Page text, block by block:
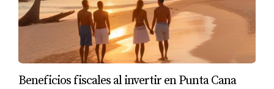
invertir en su sueño. Hoy en día, su restaurante es uno de
los más populares entre locales y turistas gracias a su
enfoque innovador y uso de ingredientes frescos locales.
Las oportunidades comerciales son abundantes en esta
área debido al flujo constante de visitantes y la creciente
Beneficios fiscales al invertir en Punta Cana